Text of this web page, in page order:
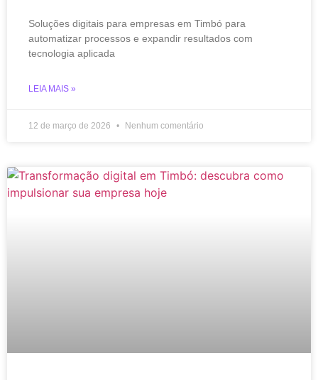
Soluções digitais para empresas em Timbó para
automatizar processos e expandir resultados com
tecnologia aplicada
LEIA MAIS »
12 de março de 2026 Nenhum comentário